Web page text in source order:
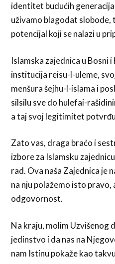
identitet budućih
uživamo blagodat slobode,
potencijal koji se nalazi u
Islamska zajednica u Bosni
institucija reisu-l-uleme,
menšura šejhu-l-islama i
silsilu sve do hulefai-
a taj svoj legitimitet
Zato vas, draga braćo i
izbore za Islamsku
rad. Ova naša Zajednica je
na nju polažemo isto pravo,
odgovornost.
Na kraju, molim Uzvišenog
jedinstvo i da nas na
nam Istinu pokaže kao